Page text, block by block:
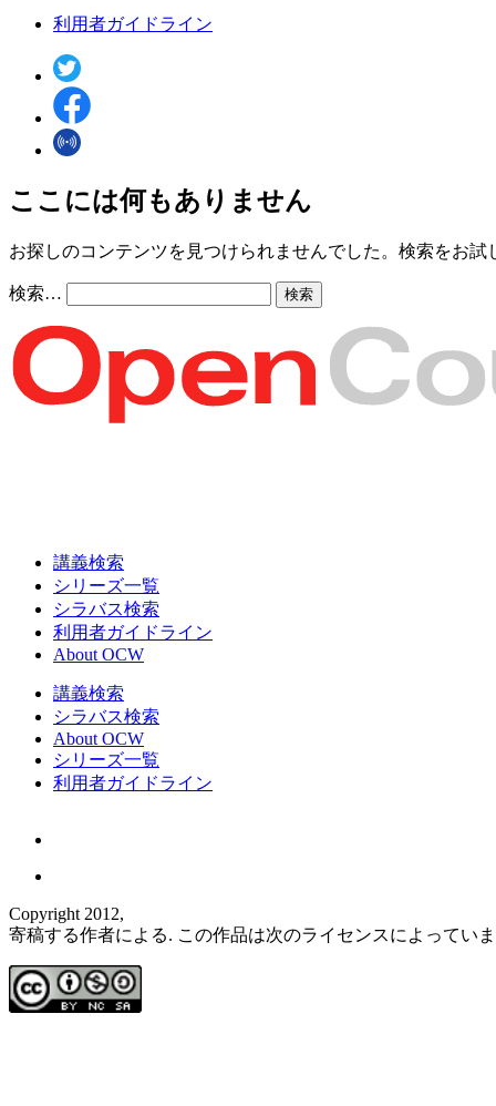
利用者ガイドライン
ここには何もありません
お探しのコンテンツを見つけられませんでした。検索をお試
検索…
講義検索
シリーズ一覧
シラバス検索
利用者ガイドライン
About OCW
講義検索
シラバス検索
About OCW
シリーズ一覧
利用者ガイドライン
Copyright 2012,
寄稿する作者による. この作品は次のライセンスによってい